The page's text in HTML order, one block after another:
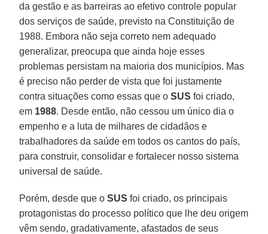
da gestão e as barreiras ao efetivo controle popular
dos serviços de saúde, previsto na Constituição de
1988. Embora não seja correto nem adequado
generalizar, preocupa que ainda hoje esses
problemas persistam na maioria dos municípios. Mas
é preciso não perder de vista que foi justamente
contra situações como essas que oSUS foi criado,
em 1988. Desde então, não cessou um único dia o
empenho e a luta de milhares de cidadãos e
trabalhadores da saúde em todos os cantos do país,
para construir, consolidar e fortalecer nosso sistema
universal de saúde.
Porém, desde que oSUS foi criado, os principais
protagonistas do processo político que lhe deu origem
vêm sendo, gradativamente, afastados de seus